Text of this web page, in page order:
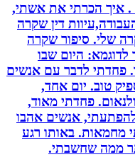
הכרתי את אשתי,
דין שקרה
סיפור שקרה
היום שבו
לדבר עם אנשים
יום אחד,
פחדתי מאוד,
אנשים אהבו
באותו רגע
שחשבתי.